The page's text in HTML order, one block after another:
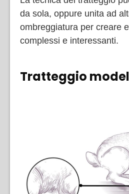
da sola, oppure unita ad
ombreggiatura per creare
complessi e interessanti.
Tratteggio